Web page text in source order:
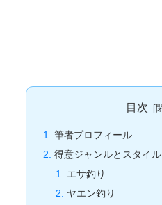
目次
筆者プロフィール
得意ジャンルとスタイル
エサ釣り
ヤエン釣り